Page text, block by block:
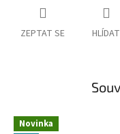
ZEPTAT SE HLÍDAT
Novinka